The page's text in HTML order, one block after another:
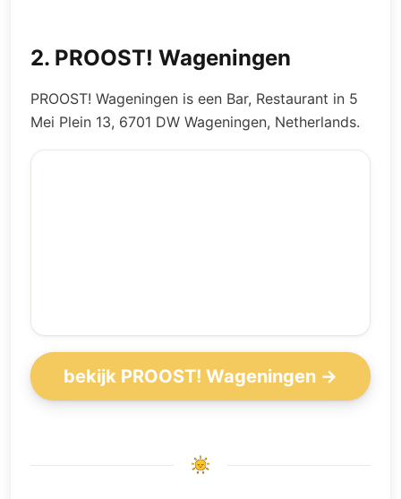
2. PROOST! Wageningen
PROOST! Wageningen is een Bar, Restaurant in 5
Mei Plein 13, 6701 DW Wageningen, Netherlands.
bekijk PROOST! Wageningen →